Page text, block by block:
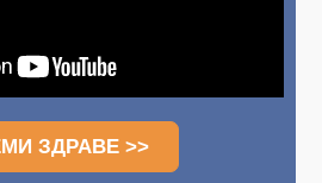
ЗДРАВЕ >>